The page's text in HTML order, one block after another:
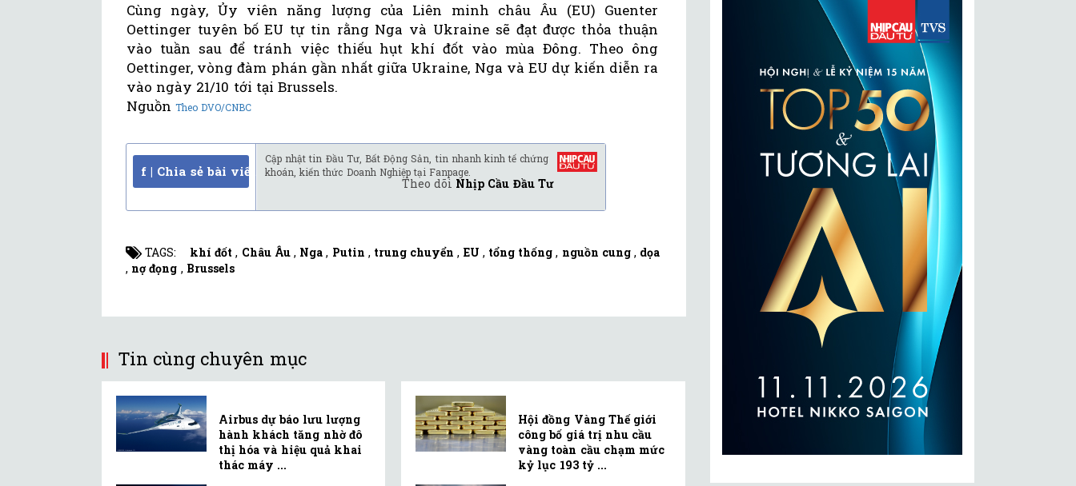
Cùng ngày, Ủy viên năng lượng của Liên minh châu Âu (EU) Guenter
Oettinger tuyên bố EU tự tin rằng Nga và Ukraine sẽ đạt được thỏa thuận
vào tuần sau để tránh việc thiếu hụt khí đốt vào mùa Đông. Theo ông
Oettinger, vòng đàm phán gần nhất giữa Ukraine, Nga và EU dự kiến diễn ra
vào ngày 21/10 tới tại Brussels.
NguồnTheo DVO/CNBC
f | Chia sẻ bài viết
Cập nhật tin Đầu Tư, Bất Động Sản, tin nhanh kinh tế chứng
khoán, kiến thức Doanh Nghiệp tại Fanpage.
Theo dõi Nhịp Cầu Đầu Tư
TAGS: khí đốt , Châu Âu, Nga , Putin , trung chuyển , EU , tổng thống , nguồn cung, dọa
, nợ đọng , Brussels
Tin cùng chuyên mục
Airbus dự báo lưu lượng
hành khách tăng nhờ đô
thị hóa và hiệu quả khai
thác máy ...
Hội đồng Vàng Thế giới
công bố giá trị nhu cầu
vàng toàn cầu chạm mức
kỷ lục 193 tỷ ...